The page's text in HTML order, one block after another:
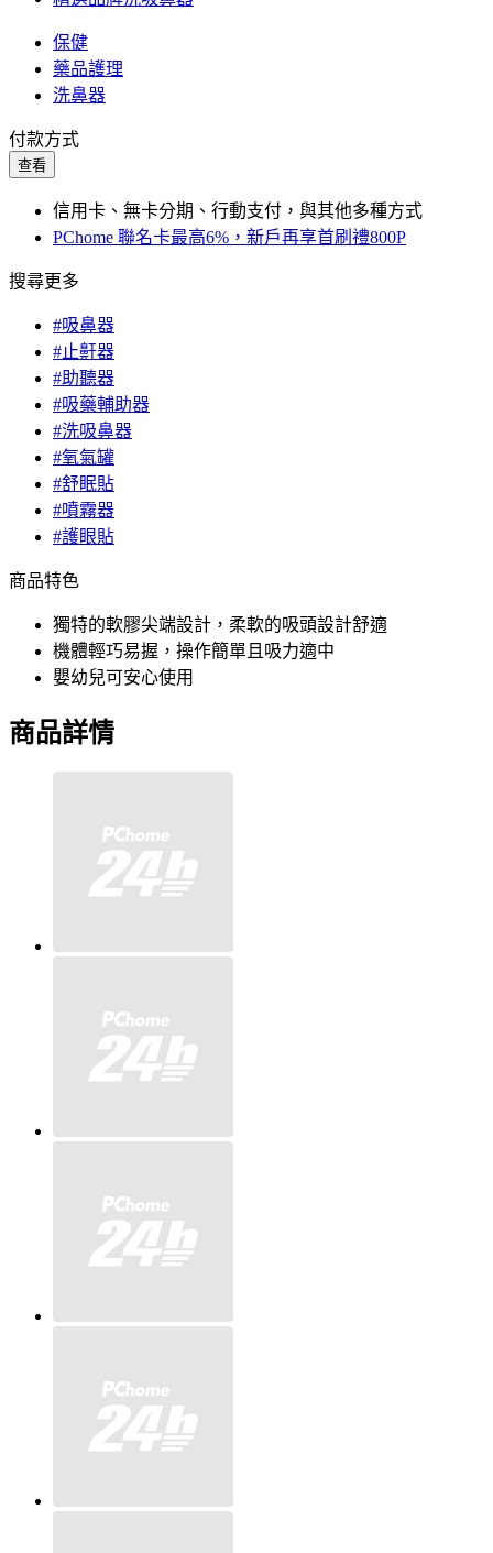
保健
藥品護理
洗鼻器
付款方式
查看
信用卡、無卡分期、行動支付，與其他多種方式
PChome 聯名卡最高6%，新戶再享首刷禮800P
搜尋更多
#吸鼻器
#止鼾器
#助聽器
#吸藥輔助器
#洗吸鼻器
#氧氣罐
#舒眠貼
#噴霧器
#護眼貼
商品特色
獨特的軟膠尖端設計，柔軟的吸頭設計舒適
機體輕巧易握，操作簡單且吸力適中
嬰幼兒可安心使用
商品詳情